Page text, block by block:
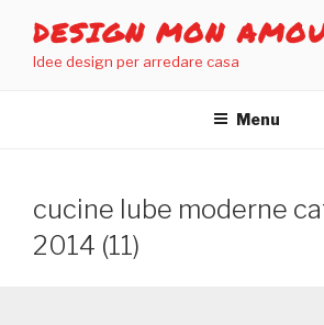
contenuto
DESIGN MON
Idee design per arredare casa
Menu
cucine lube moderne
2014 (11)